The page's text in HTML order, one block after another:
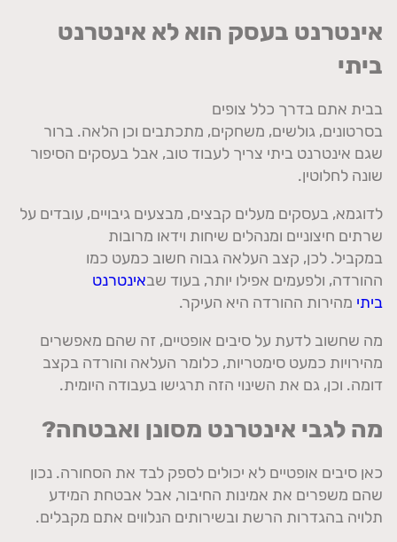
אינטרנט בעסק הוא לא אינטרנט
ביתי
בבית אתם בדרך כלל צופים
בסרטונים, גולשים, משחקים, מתכתבים וכן הלאה. ברור
שגם אינטרנט ביתי צריך לעבוד טוב, אבל בעסקים הסיפור
שונה לחלוטין.
לדוגמא, בעסקים מעלים קבצים, מבצעים גיבויים, עובדים על
שרתים חיצוניים ומנהלים שיחות וידאו מרובות
במקביל. לכן, קצב העלאה גבוה חשוב כמעט כמו
ההורדה, ולפעמים אפילו יותר, בעוד שבאינטרנט
ביתי מהירות ההורדה היא העיקר.
מה שחשוב לדעת על סיבים אופטיים, זה שהם מאפשרים
מהירויות כמעט סימטריות, כלומר העלאה והורדה בקצב
דומה. וכן, גם את השינוי הזה תרגישו בעבודה היומית.
מה לגבי אינטרנט מסונן ואבטחה?
כאן סיבים אופטיים לא יכולים לספק לבד את הסחורה. נכון
שהם משפרים את אמינות החיבור, אבל אבטחת המידע
תלויה בהגדרות הרשת ובשירותים הנלווים אתם מקבלים.